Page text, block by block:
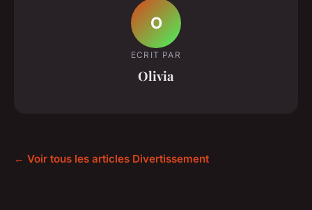
O
ECRIT PAR
Olivia
← Voir tous les articles Divertissement